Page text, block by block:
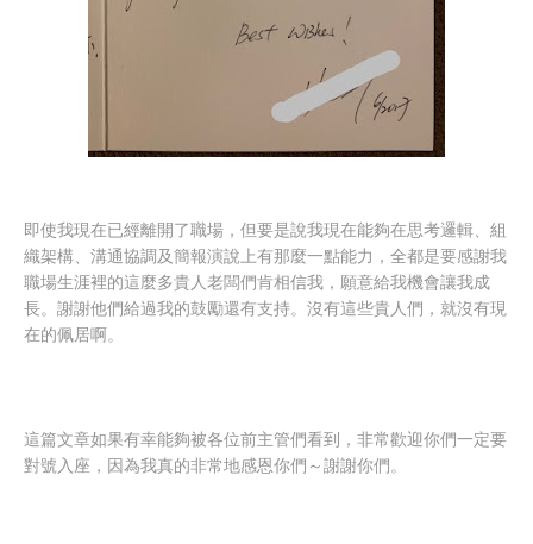
即使我現在已經離開了職場，但要是說我現在能夠在思考邏輯、組
織架構、溝通協調及簡報演說上有那麼一點能力，全都是要感謝我
職場生涯裡的這麼多貴人老闆們肯相信我，願意給我機會讓我成
長。謝謝他們給過我的鼓勵還有支持。沒有這些貴人們，就沒有現
在的佩居啊。
這篇文章如果有幸能夠被各位前主管們看到，非常歡迎你們一定要
對號入座，因為我真的非常地感恩你們～謝謝你們。